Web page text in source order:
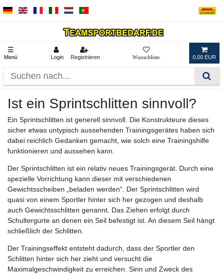
☰
Menü Login Registrieren 0,00 EUR
Ist ein Sprintschlitten sinnvoll?
Ein Sprintschlitten ist generell sinnvoll. Die Konstrukteure dieses
sicher etwas untypisch aussehenden Trainingsgerätes haben sich
dabei reichlich Gedanken gemacht, wie solch eine Trainingshilfe
funktionieren und aussehen kann.
Der Sprintschlitten ist ein relativ neues Trainingsgerät. Durch eine
spezielle Vorrichtung kann dieser mit verschiedenen
Gewichtsscheiben „beladen werden“. Der Sprintschlitten wird
quasi von einem Sportler hinter sich her gezogen und deshalb
auch Gewichtsschlitten genannt. Das Ziehen erfolgt durch
Schultergurte an denen ein Seil befestigt ist. An diesem Seil hängt
schließlich der Schlitten.
Der Trainingseffekt entsteht dadurch, dass der Sportler den
Schlitten hinter sich her zieht und versucht die
Maximalgeschwindigkeit zu erreichen. Sinn und Zweck des